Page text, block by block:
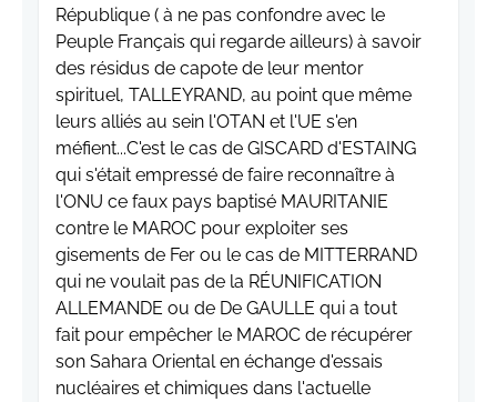
République ( à ne pas confondre avec le
Peuple Français qui regarde ailleurs) à savoir
des résidus de capote de leur mentor
spirituel, TALLEYRAND, au point que même
leurs alliés au sein l'OTAN et l'UE s'en
méfient...C'est le cas de GISCARD d'ESTAING
qui s'était empressé de faire reconnaître à
l'ONU ce faux pays baptisé MAURITANIE
contre le MAROC pour exploiter ses
gisements de Fer ou le cas de MITTERRAND
qui ne voulait pas de la RÉUNIFICATION
ALLEMANDE ou de De GAULLE qui a tout
fait pour empêcher le MAROC de récupérer
son Sahara Oriental en échange d'essais
nucléaires et chimiques dans l'actuelle